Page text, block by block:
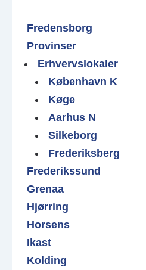
Fredensborg
Provinser
Erhvervslokaler
København K
Køge
Aarhus N
Silkeborg
Frederiksberg
Frederikssund
Grenaa
Hjørring
Horsens
Ikast
Kolding